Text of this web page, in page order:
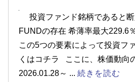
投資ファンド銘柄であると
FUNDの存在 希薄率最大229.6
この5つの要素によって投資フ
くはコチラ ここに、株価動向
2026.01.28～ ... 続きを読む